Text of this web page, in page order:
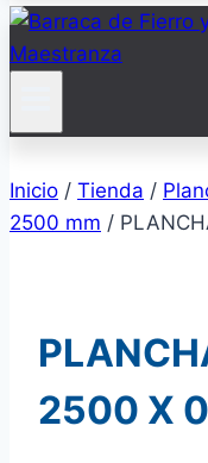
Inicio / Tienda /
2500 mm /
2500 X